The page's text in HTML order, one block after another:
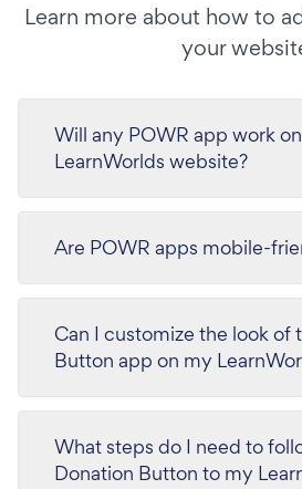
Learn more about how to
your
Will any POWR app work
LearnWorlds website?
Are POWR apps mobile-
Can I customize the look of
Button app on my
What steps do I need to
Donation Button to my